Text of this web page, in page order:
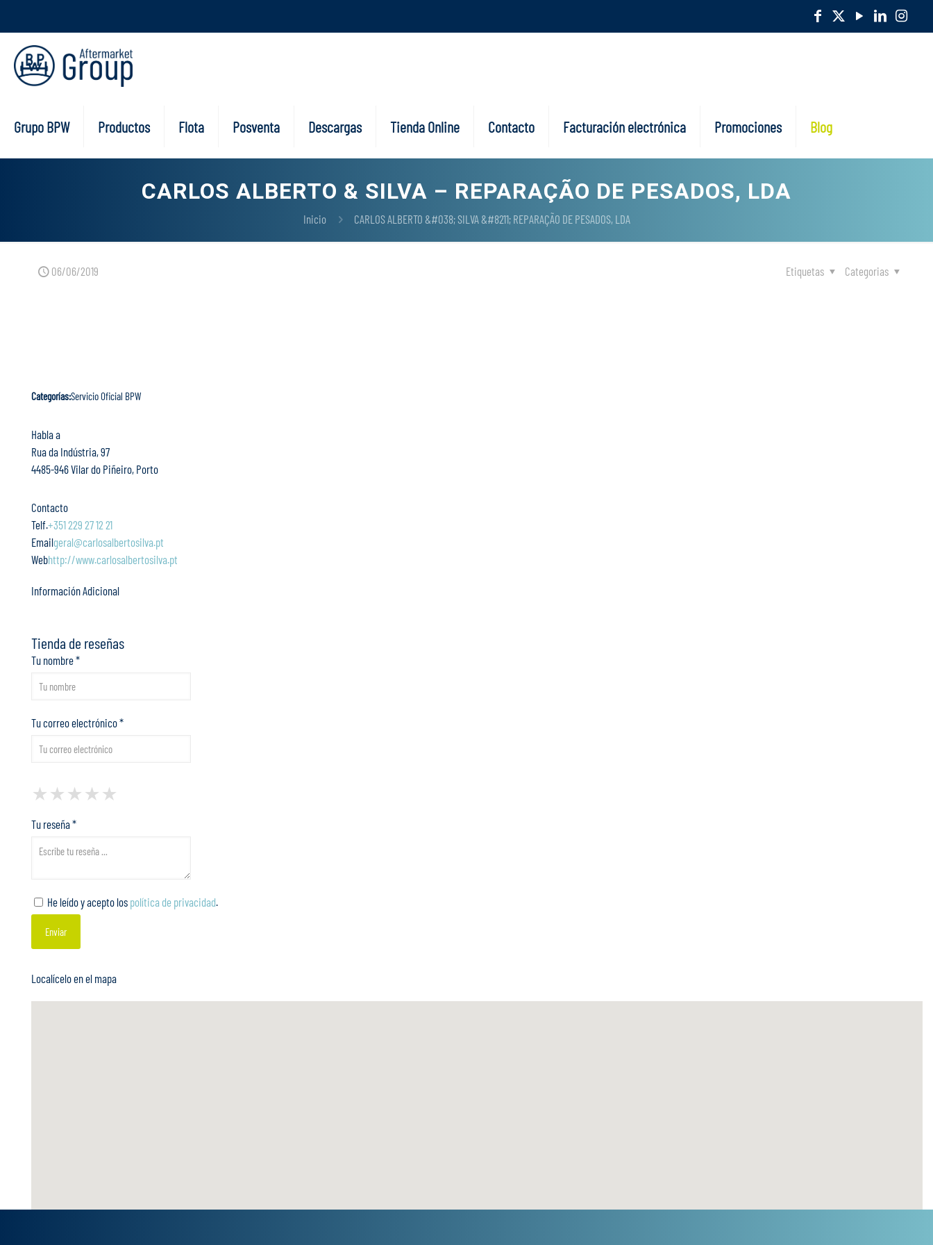
Grupo BPW Productos Flota Posventa Descargas Tienda Online Contacto Facturación electrónica Promociones Blog
CARLOS ALBERTO & SILVA – REPARAÇÃO DE PESADOS, LDA
Inicio CARLOS ALBERTO &#038; SILVA &#8211; REPARAÇÃO DE PESADOS, LDA
06/06/2019 Categorias
Etiquetas
Categorías:Servicio Oficial BPW
Habla a
Rua da Indústria, 97
4485-946 Vilar do Piñeiro, Porto
Contacto
Telf.+351 229 27 12 21
Emailgeral@carlosalbertosilva.pt
Webhttp://www.carlosalbertosilva.pt
Información Adicional
Tienda de reseñas
Tu nombre *
Tu correo electrónico *
★ 1 Star
★ ★ 2 Stars
★ ★ ★ 3 Stars
★ ★ ★ ★ 4 Stars
★ ★ ★ ★ ★
Tu reseña *
He leído y acepto los política de privacidad.
Localícelo en el mapa